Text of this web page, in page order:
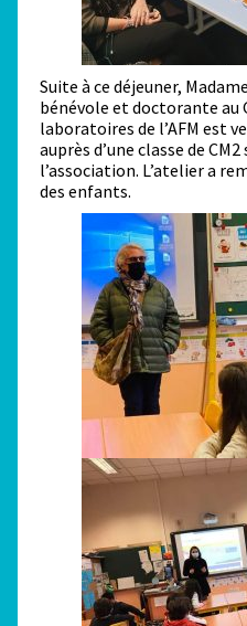
Suite à ce déjeuner,
bénévole et doctorante au
laboratoires de l’AFM est
auprès d’une classe de
l’association. L’atelier a
des enfants.